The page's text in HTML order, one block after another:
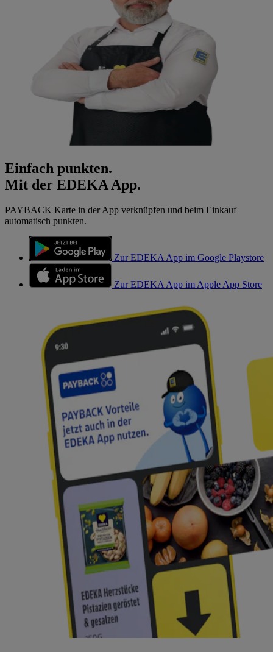
Einfach punkten.
Mit der EDEKA App.
PAYBACK Karte in der App verknüpfen und beim Einkauf
automatisch punkten.
Zur EDEKA App im Google Playstore
Zur EDEKA App im Apple App Store